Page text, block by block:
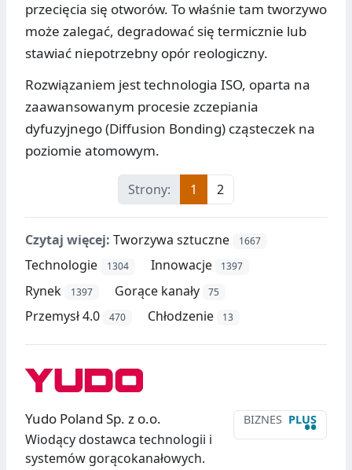
przecięcia się otworów. To właśnie tam tworzywo
może zalegać, degradować się termicznie lub
stawiać niepotrzebny opór reologiczny.
Rozwiązaniem jest technologia ISO, oparta na
zaawansowanym procesie zczepiania
dyfuzyjnego (Diffusion Bonding) cząsteczek na
poziomie atomowym.
Strony: 1 2
Czytaj więcej: Tworzywa sztuczne 1667
Technologie 1304 Innowacje 1397
Rynek 1397 Gorące kanały 75
Przemysł 4.0 470 Chłodzenie 13
BIZNES PLUS
••
Yudo Poland Sp. z o.o.
Wiodący dostawca technologii i
systemów gorącokanałowych.